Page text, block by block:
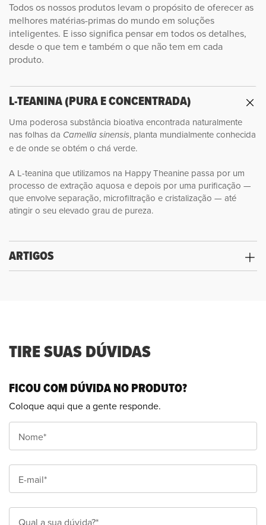
Todos os nossos produtos levam o propósito de oferecer as
melhores matérias-primas do mundo em soluções
inteligentes. E isso significa pensar em todos os detalhes,
desde o que tem e também o que não tem em cada
produto.
L-TEANINA (PURA E CONCENTRADA)
Uma poderosa substância bioativa encontrada naturalmente
nas folhas da Camellia sinensis, planta mundialmente conhecida
e de onde se obtém o chá verde.
A L-teanina que utilizamos na Happy Theanine passa por um
processo de extração aquosa e depois por uma purificação —
que envolve separação, microfiltração e cristalização — até
atingir o seu elevado grau de pureza.
ARTIGOS
TIRE SUAS DÚVIDAS
FICOU COM DÚVIDA NO PRODUTO?
Coloque aqui que a gente responde.
Nome*
E-mail*
Qual a sua dúvida?*